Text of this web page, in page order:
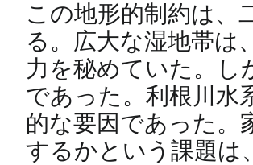
この地形的制約は、
る。広大な湿地帯は
力を秘めていた。し
であった。利根川水
的な要因であった。
するかという課題は